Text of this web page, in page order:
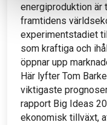
energiproduktion är
framtidens
experimentstadiet
som kraftiga och
öppnar upp
Här lyfter Tom
viktigaste
rapport Big Ideas
ekonomisk tillväxt,